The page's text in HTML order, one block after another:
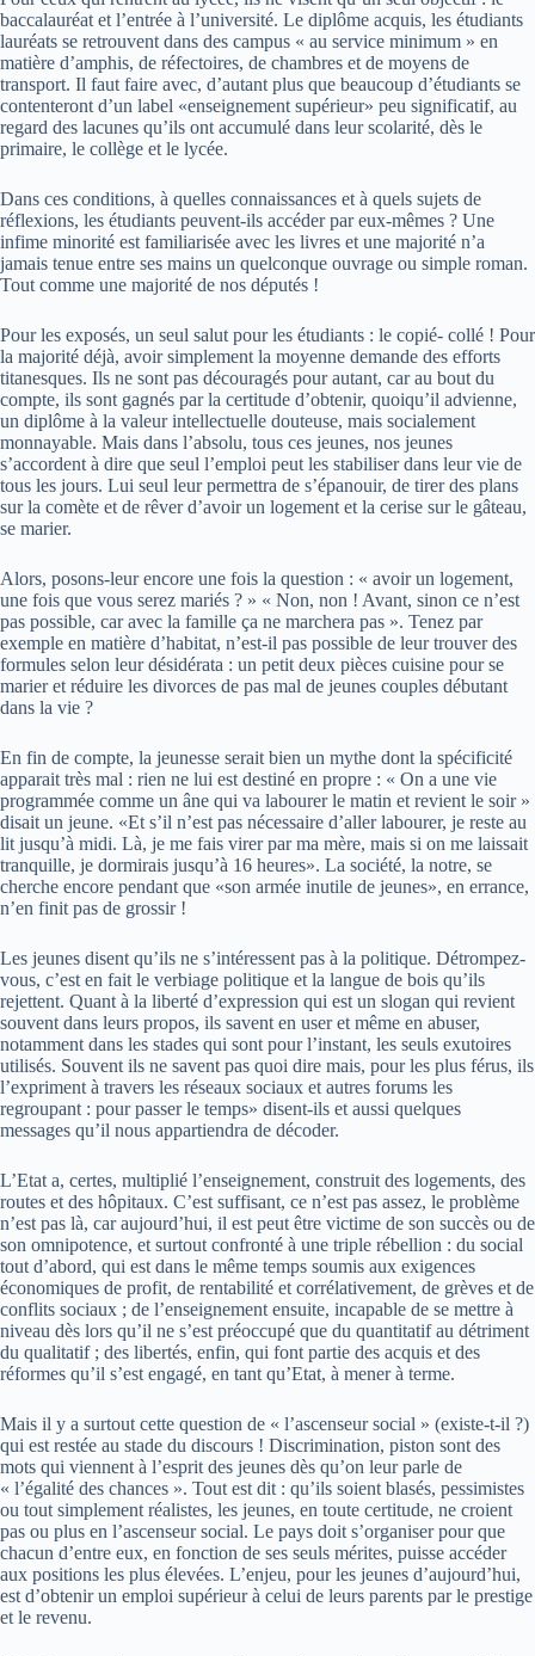
baccalauréat et l’entrée à l’université. Le diplôme acquis, les étudiants
lauréats se retrouvent dans des campus « au service minimum » en
matière d’amphis, de réfectoires, de chambres et de moyens de
transport. Il faut faire avec, d’autant plus que beaucoup d’étudiants se
contenteront d’un label «enseignement supérieur» peu significatif, au
regard des lacunes qu’ils ont accumulé dans leur scolarité, dès le
primaire, le collège et le lycée.
Dans ces conditions, à quelles connaissances et à quels sujets de
réflexions, les étudiants peuvent-ils accéder par eux-mêmes ? Une
infime minorité est familiarisée avec les livres et une majorité n’a
jamais tenue entre ses mains un quelconque ouvrage ou simple roman.
Tout comme une majorité de nos députés !
Pour les exposés, un seul salut pour les étudiants : le copié- collé ! Pour
la majorité déjà, avoir simplement la moyenne demande des efforts
titanesques. Ils ne sont pas découragés pour autant, car au bout du
compte, ils sont gagnés par la certitude d’obtenir, quoiqu’il advienne,
un diplôme à la valeur intellectuelle douteuse, mais socialement
monnayable. Mais dans l’absolu, tous ces jeunes, nos jeunes
s’accordent à dire que seul l’emploi peut les stabiliser dans leur vie de
tous les jours. Lui seul leur permettra de s’épanouir, de tirer des plans
sur la comète et de rêver d’avoir un logement et la cerise sur le gâteau,
se marier.
Alors, posons-leur encore une fois la question : « avoir un logement,
une fois que vous serez mariés ? » « Non, non ! Avant, sinon ce n’est
pas possible, car avec la famille ça ne marchera pas ». Tenez par
exemple en matière d’habitat, n’est-il pas possible de leur trouver des
formules selon leur désidérata : un petit deux pièces cuisine pour se
marier et réduire les divorces de pas mal de jeunes couples débutant
dans la vie ?
En fin de compte, la jeunesse serait bien un mythe dont la spécificité
apparait très mal : rien ne lui est destiné en propre : « On a une vie
programmée comme un âne qui va labourer le matin et revient le soir »
disait un jeune. «Et s’il n’est pas nécessaire d’aller labourer, je reste au
lit jusqu’à midi. Là, je me fais virer par ma mère, mais si on me laissait
tranquille, je dormirais jusqu’à 16 heures». La société, la notre, se
cherche encore pendant que «son armée inutile de jeunes», en errance,
n’en finit pas de grossir !
Les jeunes disent qu’ils ne s’intéressent pas à la politique. Détrompez-
vous, c’est en fait le verbiage politique et la langue de bois qu’ils
rejettent. Quant à la liberté d’expression qui est un slogan qui revient
souvent dans leurs propos, ils savent en user et même en abuser,
notamment dans les stades qui sont pour l’instant, les seuls exutoires
utilisés. Souvent ils ne savent pas quoi dire mais, pour les plus férus, ils
l’expriment à travers les réseaux sociaux et autres forums les
regroupant : pour passer le temps» disent-ils et aussi quelques
messages qu’il nous appartiendra de décoder.
L’Etat a, certes, multiplié l’enseignement, construit des logements, des
routes et des hôpitaux. C’est suffisant, ce n’est pas assez, le problème
n’est pas là, car aujourd’hui, il est peut être victime de son succès ou de
son omnipotence, et surtout confronté à une triple rébellion : du social
tout d’abord, qui est dans le même temps soumis aux exigences
économiques de profit, de rentabilité et corrélativement, de grèves et de
conflits sociaux ; de l’enseignement ensuite, incapable de se mettre à
niveau dès lors qu’il ne s’est préoccupé que du quantitatif au détriment
du qualitatif ; des libertés, enfin, qui font partie des acquis et des
réformes qu’il s’est engagé, en tant qu’Etat, à mener à terme.
Mais il y a surtout cette question de « l’ascenseur social » (existe-t-il ?)
qui est restée au stade du discours ! Discrimination, piston sont des
mots qui viennent à l’esprit des jeunes dès qu’on leur parle de
« l’égalité des chances ». Tout est dit : qu’ils soient blasés, pessimistes
ou tout simplement réalistes, les jeunes, en toute certitude, ne croient
pas ou plus en l’ascenseur social. Le pays doit s’organiser pour que
chacun d’entre eux, en fonction de ses seuls mérites, puisse accéder
aux positions les plus élevées. L’enjeu, pour les jeunes d’aujourd’hui,
est d’obtenir un emploi supérieur à celui de leurs parents par le prestige
et le revenu.